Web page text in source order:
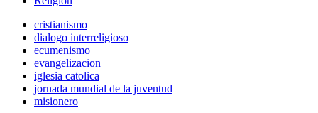
cristianismo
dialogo interreligioso
ecumenismo
evangelizacion
iglesia catolica
jornada mundial de la juventud
misionero